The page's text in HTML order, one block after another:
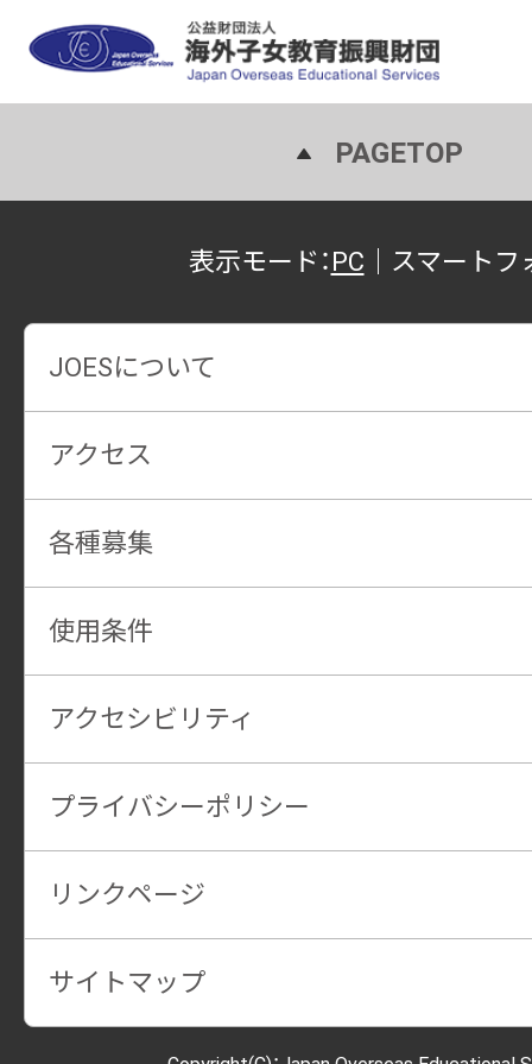
PAGETOP
表示モード： PC スマートフ
JOESについて
アクセス
各種募集
使用条件
アクセシビリティ
プライバシーポリシー
リンクページ
サイトマップ